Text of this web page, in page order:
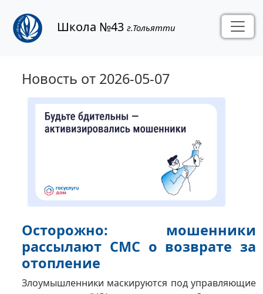
Школа №43 г.Тольятти
Новость от 2026-05-07
Осторожно: мошенники
рассылают СМС о возврате за
отопление
Злоумышленники маскируются под управляющие